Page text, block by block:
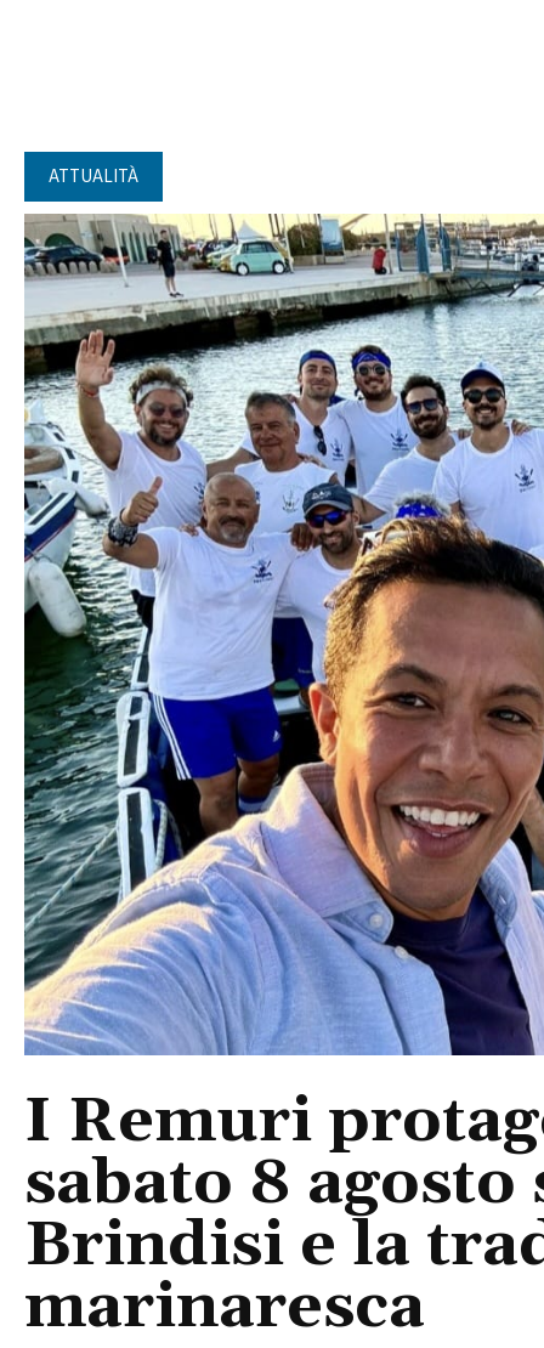
ATTUALITÀ
I Remuri
sabato 8
Brindisi e la
marinaresca